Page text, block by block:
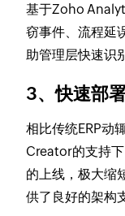
基于Zoho
窃事件、流程延
助管理层快速识
3、快速部
相比传统ERP动
Creator的支持
的上线，极大缩
供了良好的架构